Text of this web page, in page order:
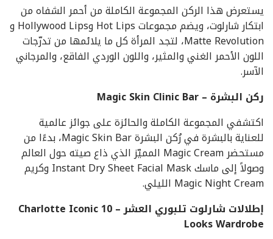
يستعرض هذا الركن المجموعة الكاملة من أحمر الشفاه من
ابتكار شارلوت، ويضم مجموعات Hot Lips وHollywood Lips و
Matte Revolution، لتجد المرأة كل ما يلائمها من تدرّجات
اللون الأحمر الغني والمثير، واللون الوردي الفاقع، والمرجاني
الآسر.
ركن البشرة – Magic Skin Clinic Bar
اكتشفي المجموعة الكاملة والحائزة على جوائز عالمية
للعناية بالبشرة في رُكن البشرة Magic Skin Bar، بدءًا من
مستحضر Magic Cream المميّز الذي ذاع صيته حول العالم
وصولاً إلى ماسك Instant Dry Sheet Facial Mask وكريم
Magic Night Cream الليلي.
إطلالات شارلوت تلبوري العشر – Charlotte Iconic 10
Looks Wardrobe